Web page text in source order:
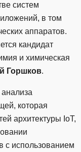
систем
в том
аппаратов.
кандидат
и химическая
Горшков.
которая
архитектуры IoT,
с использованием